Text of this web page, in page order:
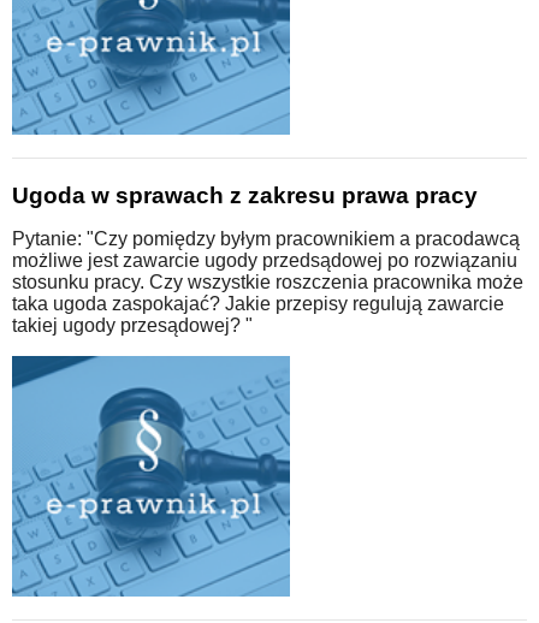
Ugoda w sprawach z zakresu prawa pracy
Pytanie: "Czy pomiędzy byłym pracownikiem a pracodawcą
możliwe jest zawarcie ugody przedsądowej po rozwiązaniu
stosunku pracy. Czy wszystkie roszczenia pracownika może
taka ugoda zaspokajać? Jakie przepisy regulują zawarcie
takiej ugody przesądowej? "